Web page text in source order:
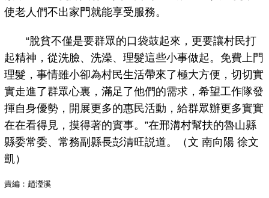
使老人們不出家門就能享受服務。
“脫貧不僅是要群眾的口袋鼓起來，更要讓村民打
起精神，從洗臉、洗澡、理髮這些小事做起。免費上門
理髮，事情雖小卻為村民生活帶來了極大方便，切切實
實走進了群眾心裏，滿足了他們的需求，希望工作隊發
揮自身優勢，開展更多的惠民活動，給群眾辦更多實實
在在看得見，摸得著的實事。”在邢溝村幫扶的魯山縣
縣委常委、常務副縣長彭清旺説道。（文 南向陽 徐文
凱）
責編：趙瀅溪